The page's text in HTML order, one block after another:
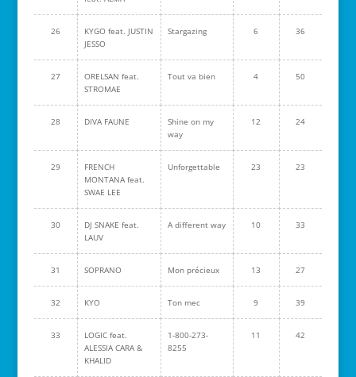
26
KYGO feat. JUSTIN
JESSO
Stargazing 6 36
27
ORELSAN feat.
STROMAE
Tout va bien 4 50
28 DIVA FAUNE
Shine on my
way
12 24
29
FRENCH
MONTANA feat.
SWAE LEE
Unforgettable 23 23
30
DJ SNAKE feat.
LAUV
A different way 10 33
31 SOPRANO Mon précieux 13 27
32 KYO Ton mec 9 39
33
LOGIC feat.
ALESSIA CARA &
KHALID
1-800-273-
8255
11 42